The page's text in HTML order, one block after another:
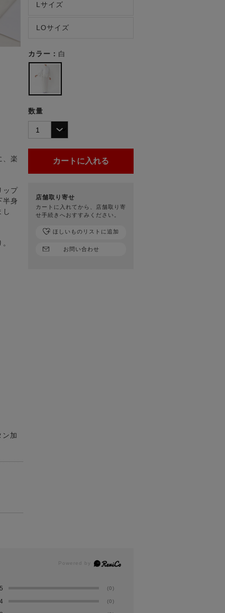
、楽
ップ
半身
し
ン加
5 (0)
4 (0)
Lサイズ
LOサイズ
カラー： 白
数量
店舗取り寄せ
カートに入れてから、店舗取り寄
せ手続きへおすすみください。
お問い合わせ
ほしいものリストに追加